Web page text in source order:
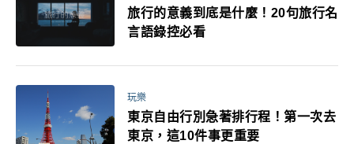
旅行的意義到底是什麼！20句旅行名
言語錄控必看
玩樂
東京自由行別急著排行程！第一次去
東京，這10件事更重要